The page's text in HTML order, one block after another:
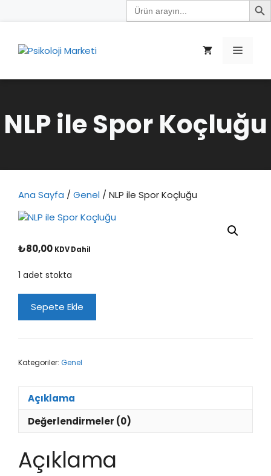
Search
for:
Menü
NLP ile Spor Koçluğu
Ana Sayfa / Genel / NLP ile Spor Koçluğu
₺80,00 KDV Dahil
1 adet stokta
Koçluğu
Sepete Ekle
Kategoriler: Genel
Açıklama
Değerlendirmeler (0)
Açıklama